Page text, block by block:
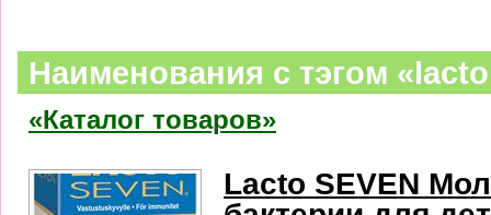
Наименования c тэгом
«Каталог товаров»
Lacto SEVEN